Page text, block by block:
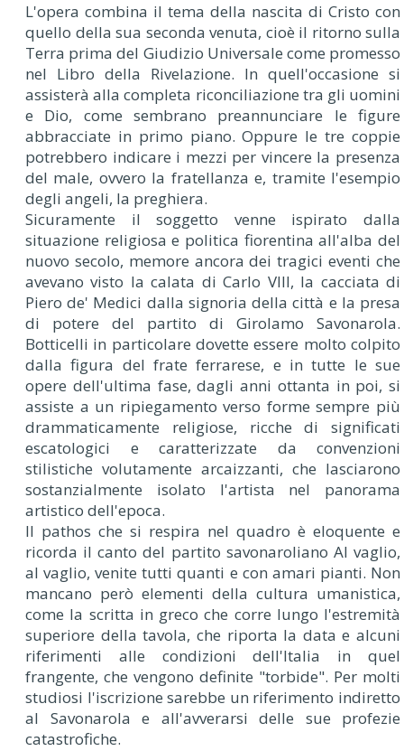
L'opera combina il tema della nascita di Cristo con
quello della sua seconda venuta, cioè il ritorno sulla
Terra prima del Giudizio Universale come promesso
nel Libro della Rivelazione. In quell'occasione si
assisterà alla completa riconciliazione tra gli uomini
e Dio, come sembrano preannunciare le figure
abbracciate in primo piano. Oppure le tre coppie
potrebbero indicare i mezzi per vincere la presenza
del male, ovvero la fratellanza e, tramite l'esempio
degli angeli, la preghiera.
Sicuramente il soggetto venne ispirato dalla
situazione religiosa e politica fiorentina all'alba del
nuovo secolo, memore ancora dei tragici eventi che
avevano visto la calata di Carlo VIII, la cacciata di
Piero de' Medici dalla signoria della città e la presa
di potere del partito di Girolamo Savonarola.
Botticelli in particolare dovette essere molto colpito
dalla figura del frate ferrarese, e in tutte le sue
opere dell'ultima fase, dagli anni ottanta in poi, si
assiste a un ripiegamento verso forme sempre più
drammaticamente religiose, ricche di significati
escatologici e caratterizzate da convenzioni
stilistiche volutamente arcaizzanti, che lasciarono
sostanzialmente isolato l'artista nel panorama
artistico dell'epoca.
Il pathos che si respira nel quadro è eloquente e
ricorda il canto del partito savonaroliano Al vaglio,
al vaglio, venite tutti quanti e con amari pianti. Non
mancano però elementi della cultura umanistica,
come la scritta in greco che corre lungo l'estremità
superiore della tavola, che riporta la data e alcuni
riferimenti alle condizioni dell'Italia in quel
frangente, che vengono definite "torbide". Per molti
studiosi l'iscrizione sarebbe un riferimento indiretto
al Savonarola e all'avverarsi delle sue profezie
catastrofiche.